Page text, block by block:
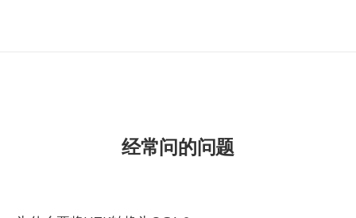
经常问的问题